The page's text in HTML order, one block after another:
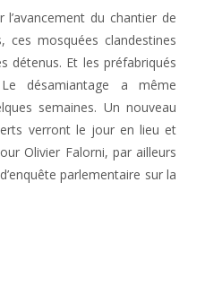
du chantier de
ces mosquées clandestines
détenus. Et les préfabriqués
désamiantage a même
semaines. Un nouveau
verront le jour en lieu et
Olivier Falorni, par ailleurs
parlementaire sur la